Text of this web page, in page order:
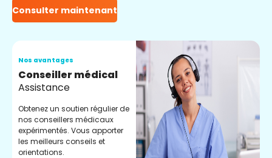
Consulter maintenant
Nos avantages
Conseiller médical
Assistance
Obtenez un soutien régulier de
nos conseillers médicaux
expérimentés. Vous apporter
les meilleurs conseils et
orientations.